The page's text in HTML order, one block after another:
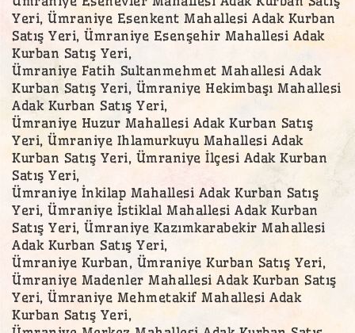
Yeri, Ümraniye Esenkent Mahallesi Adak Kurban
Satış Yeri, Ümraniye Esenşehir Mahallesi Adak
Kurban Satış Yeri,
Ümraniye Fatih Sultanmehmet Mahallesi Adak
Kurban Satış Yeri, Ümraniye Hekimbaşı Mahallesi
Adak Kurban Satış Yeri,
Ümraniye Huzur Mahallesi Adak Kurban Satış
Yeri, Ümraniye Ihlamurkuyu Mahallesi Adak
Kurban Satış Yeri, Ümraniye İlçesi Adak Kurban
Satış Yeri,
Ümraniye İnkilap Mahallesi Adak Kurban Satış
Yeri, Ümraniye İstiklal Mahallesi Adak Kurban
Satış Yeri, Ümraniye Kazımkarabekir Mahallesi
Adak Kurban Satış Yeri,
Ümraniye Kurban, Ümraniye Kurban Satış Yeri,
Ümraniye Madenler Mahallesi Adak Kurban Satış
Yeri, Ümraniye Mehmetakif Mahallesi Adak
Kurban Satış Yeri,